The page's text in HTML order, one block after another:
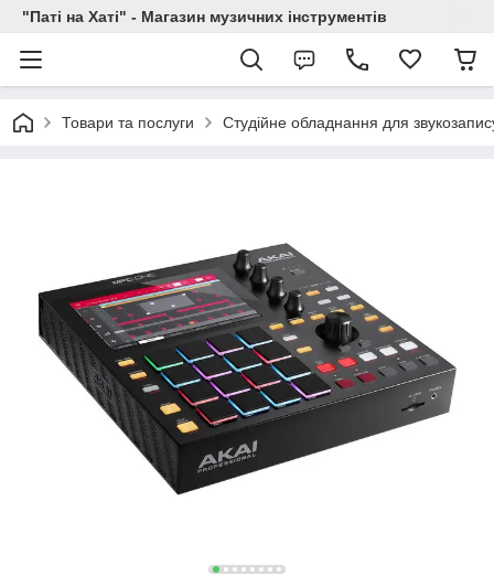
"Паті на Хаті" - Магазин музичних інструментів
Товари та послуги Студійне обладнання для